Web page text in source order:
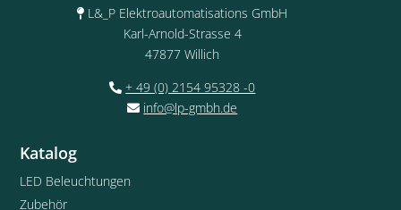
L&_P Elektroautomatisations GmbH
Karl-Arnold-Strasse 4
47877 Willich
+ 49 (0) 2154 95328 -0
info@lp-gmbh.de
Katalog
LED Beleuchtungen
Zubehör